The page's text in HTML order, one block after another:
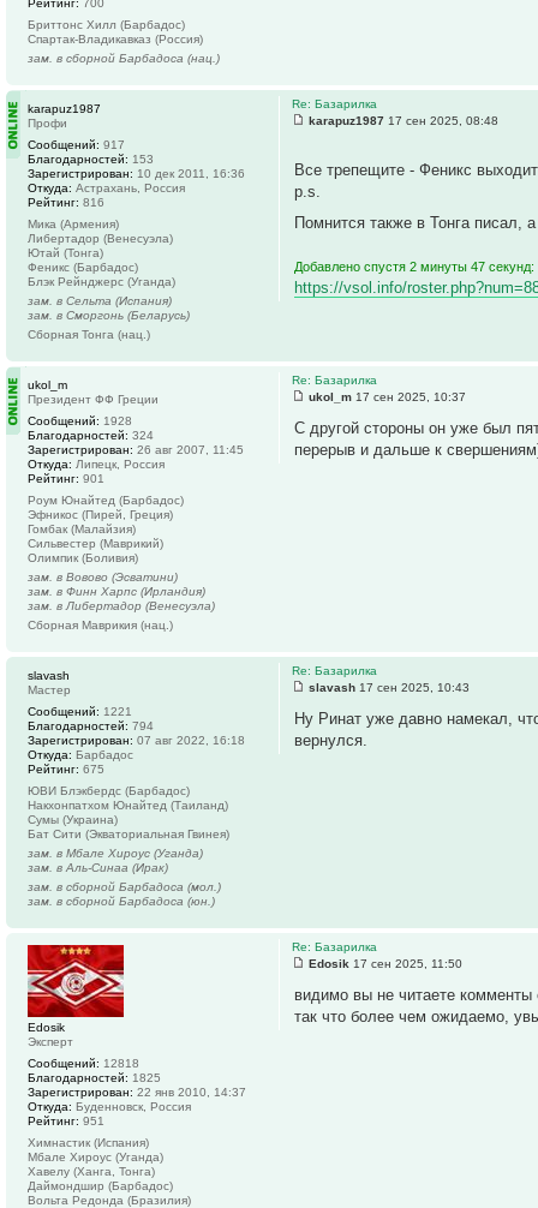
Бриттонс Хилл (Барбадос)
Спартак-Владикавказ (Россия)
зам. в сборной Барбадоса (нац.)
Re: Базарилка
karapuz1987 17 сен 2025, 08:48
Все трепещите - Феникс
p.s.
Помнится также в Тонга писал,
Добавлено спустя 2 минуты 47 секунд:
https://vsol.info/
karapuz1987
Профи
Сообщений: 917
Благодарностей: 153
Зарегистрирован: 10 дек 2011, 16:36
Откуда: Астрахань, Россия
Рейтинг: 816
Мика (Армения)
Либертадор (Венесуэла)
Ютай (Тонга)
Феникс (Барбадос)
Блэк Рейнджерс (Уганда)
зам. в Сельта (Испания)
зам. в Сморгонь (Беларусь)
Сборная Тонга (нац.)
Re: Базарилка
ukol_m 17 сен 2025, 10:37
С другой стороны он уже был
перерыв и дальше к
ukol_m
Президент ФФ Греции
Сообщений: 1928
Благодарностей: 324
Зарегистрирован: 26 авг 2007, 11:45
Откуда: Липецк, Россия
Рейтинг: 901
Роум Юнайтед (Барбадос)
Эфникос (Пирей, Греция)
Гомбак (Малайзия)
Сильвестер (Маврикий)
Олимпик (Боливия)
зам. в Вовово (Эсватини)
зам. в Финн Харпс (Ирландия)
зам. в Либертадор (Венесуэла)
Сборная Маврикия (нац.)
Re: Базарилка
slavash 17 сен 2025, 10:43
Ну Ринат уже давно намекал,
вернулся.
slavash
Мастер
Сообщений: 1221
Благодарностей: 794
Зарегистрирован: 07 авг 2022, 16:18
Откуда: Барбадос
Рейтинг: 675
ЮВИ Блэкбердс (Барбадос)
Накхонпатхом Юнайтед (Таиланд)
Сумы (Украина)
Бат Сити (Экваториальная Гвинея)
зам. в Мбале Хироус (Уганда)
зам. в Аль-Синаа (Ирак)
зам. в сборной Барбадоса (мол.)
зам. в сборной Барбадоса (юн.)
Re: Базарилка
Edosik 17 сен 2025, 11:50
видимо вы не читаете комменты
так что более чем ожидаемо,
Edosik
Эксперт
Сообщений: 12818
Благодарностей: 1825
Зарегистрирован: 22 янв 2010, 14:37
Откуда: Буденновск, Россия
Рейтинг: 951
Химнастик (Испания)
Мбале Хироус (Уганда)
Хавелу (Ханга, Тонга)
Даймондшир (Барбадос)
Вольта Редонда (Бразилия)